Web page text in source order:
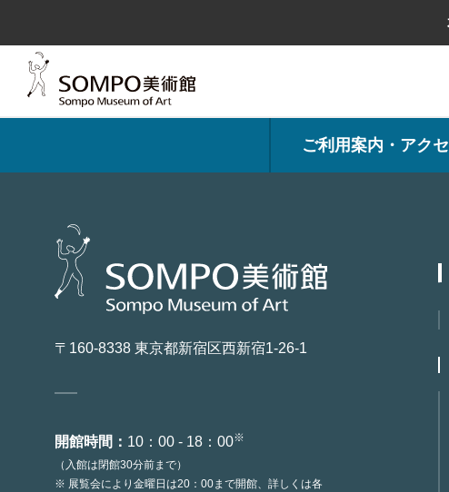
ン
ッ
ご利用案内・アク
〒160-8338 東京都新宿区西新宿1-26-1
開館時間： 10：00 - 18：00※
（入館は閉館30分前まで）
※ 展覧会により金曜日は20：00まで開館、詳しくは各